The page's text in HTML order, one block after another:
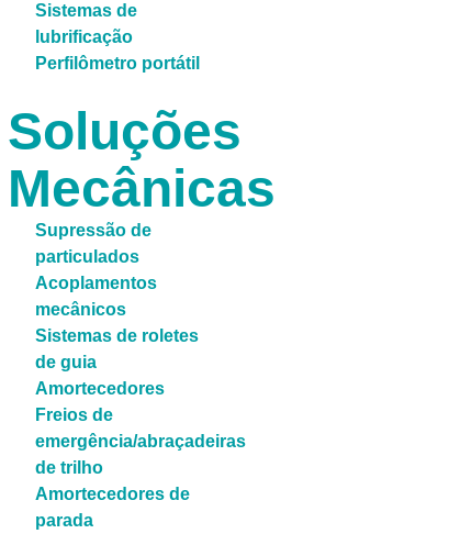
Sistemas de
lubrificação
Perfilômetro portátil
Soluções
Mecânicas
Supressão de
particulados
Acoplamentos
mecânicos
Sistemas de roletes
de guia
Amortecedores
Freios de
emergência/abraçadeiras
de trilho
Amortecedores de
parada